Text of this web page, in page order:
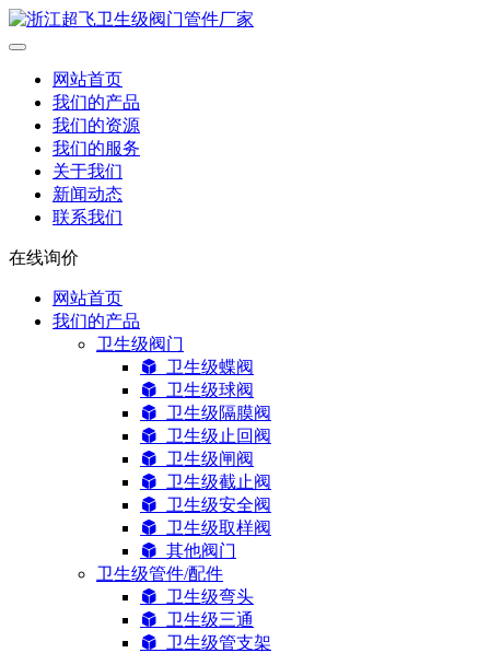
网站首页
我们的产品
我们的资源
我们的服务
关于我们
新闻动态
联系我们
在线询价
网站首页
我们的产品
卫生级阀门
卫生级蝶阀
卫生级球阀
卫生级隔膜阀
卫生级止回阀
卫生级闸阀
卫生级截止阀
卫生级安全阀
卫生级取样阀
其他阀门
卫生级管件/配件
卫生级弯头
卫生级三通
卫生级管支架